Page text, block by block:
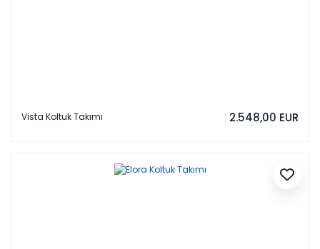
Vista Koltuk Takımı 2.548,00 EUR